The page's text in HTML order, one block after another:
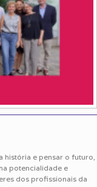
história e pensar o futuro,
potencialidade e
dos profissionais da